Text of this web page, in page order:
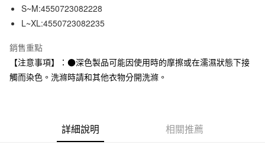
臺灣中小企業銀行
匯豐（台灣）商業銀行
元大商業銀行
玉山商業銀行
星展（台灣）商業銀行
台新國際商業銀行
中國信託商業銀行
Apple Pay
悠遊付
運送方式
付款後全家取貨
S~M:4550723082228
L~XL:4550723082235
銷售重點
【注意事項】：●深色製品可能因使用時的摩擦或在濡濕狀態下接
觸而染色。洗滌時請和其他衣物分開洗滌。
詳細說明 相關推薦